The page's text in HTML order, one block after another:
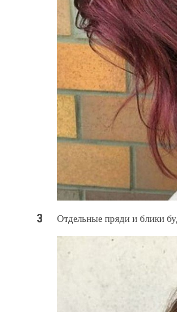
Отдельные пряди и блики